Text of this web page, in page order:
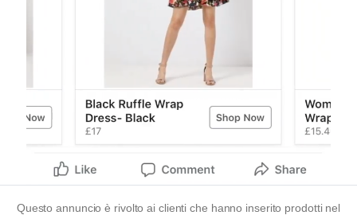
Questo annuncio è rivolto ai clienti che hanno inserito prodotti nel